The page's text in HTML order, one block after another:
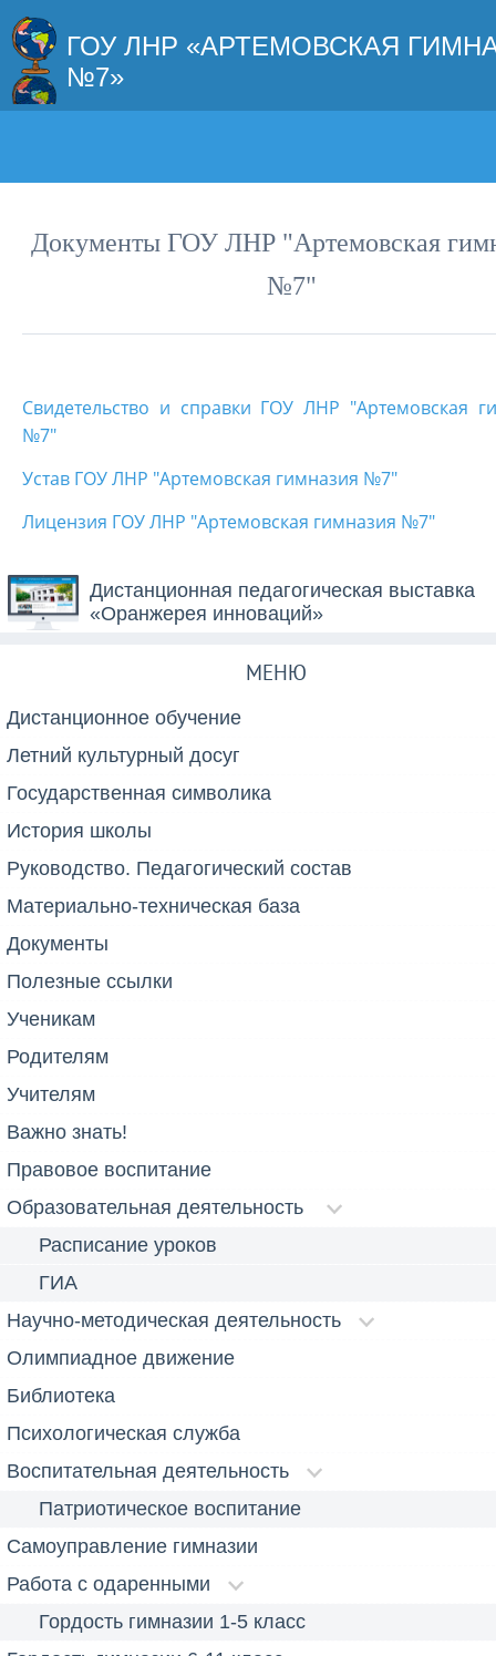
ГОУ ЛНР «АРТЕМОВСКАЯ
№7»
Документы ГОУ ЛНР "Артемовская
№7"
Свидетельство и справки ГОУ ЛНР "Артемовская
№7"
Устав ГОУ ЛНР "Артемовская гимназия №7"
Лицензия ГОУ ЛНР "Артемовская гимназия №7"
Дистанционная педагогическая выставка
«Оранжерея инноваций»
МЕНЮ
Дистанционное обучение
Летний культурный досуг
Государственная символика
История школы
Руководство. Педагогический состав
Материально-техническая база
Документы
Полезные ссылки
Ученикам
Родителям
Учителям
Важно знать!
Правовое воспитание
Образовательная деятельность
Расписание уроков
ГИА
Научно-методическая деятельность
Олимпиадное движение
Библиотека
Психологическая служба
Воспитательная деятельность
Патриотическое воспитание
Самоуправление гимназии
Работа с одаренными
Гордость гимназии 1-5 класс